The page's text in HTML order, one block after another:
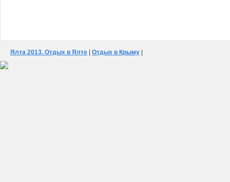
Ялта 2013. Отдых в Ялте Отдых в Крыму